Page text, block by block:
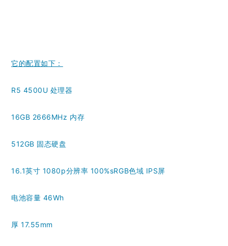
它的配置如下：
R5 4500U 处理器
16GB 2666MHz 内存
512GB 固态硬盘
16.1英寸 1080p分辨率 100%sRGB色域 IPS屏
电池容量 46Wh
厚 17.55mm